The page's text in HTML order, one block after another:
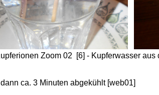
Zoom 02 [6] - Kupferwasser aus
ca. 3 Minuten abgekühlt [web01]